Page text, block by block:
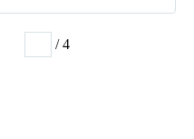
/ 4